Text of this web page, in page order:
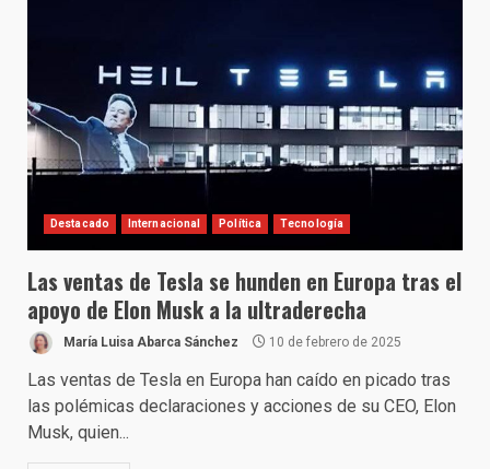
Destacado Internacional Política Tecnología
Las ventas de Tesla se hunden en Europa tras el
apoyo de Elon Musk a la ultraderecha
María Luisa Abarca Sánchez 10 de febrero de 2025
Las ventas de Tesla en Europa han caído en picado tras
las polémicas declaraciones y acciones de su CEO, Elon
Musk, quien...